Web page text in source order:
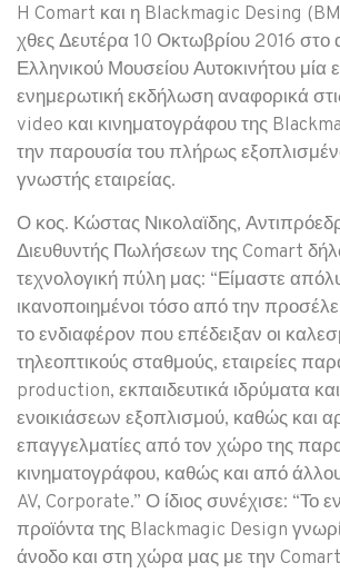
H Comart και η Blackmagic Desing
χθες Δευτέρα 10 Οκτωβρίου 2016 στο
Ελληνικού Μουσείου Αυτοκινήτου μία
ενημερωτική εκδήλωση αναφορικά
video και κινηματογράφου της
την παρουσία του πλήρως
γνωστής εταιρείας.
Ο κος. Κώστας Νικολαϊδης,
Διευθυντής Πωλήσεων της Comart
τεχνολογική πύλη μας: “Είμαστε
ικανοποιημένοι τόσο από την
το ενδιαφέρον που επέδειξαν οι
τηλεοπτικούς σταθμούς, εταιρείες
production, εκπαιδευτικά ιδρύματα και
ενοικιάσεων εξοπλισμού, καθώς και
επαγγελματίες από τον χώρο της
κινηματογράφου, καθώς και από
AV, Corporate.” Ο ίδιος συνέχισε: “Το
προϊόντα της Blackmagic Design
άνοδο και στη χώρα μας με την Comart